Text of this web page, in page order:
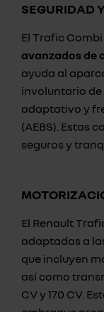
SEGURIDAD
El Trafic
avanzados de
ayuda al
involuntario
adaptativo y
(AEBS). Estas
seguros y
El Renault
adaptadas a
que incluyen
así como
CV y 170 CV.